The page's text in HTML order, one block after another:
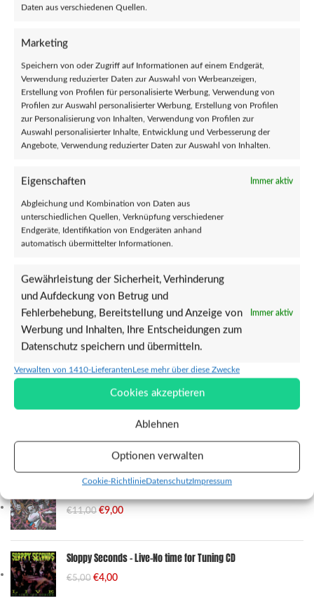
Daten aus verschiedenen Quellen.
Marketing
Speichern von oder Zugriff auf Informationen auf einem Endgerät,
Verwendung reduzierter Daten zur Auswahl von Werbeanzeigen,
Erstellung von Profilen für personalisierte Werbung, Verwendung von
Profilen zur Auswahl personalisierter Werbung, Erstellung von Profilen
zur Personalisierung von Inhalten, Verwendung von Profilen zur
Auswahl personalisierter Inhalte, Entwicklung und Verbesserung der
Angebote, Verwendung reduzierter Daten zur Auswahl von Inhalten.
Eigenschaften Immer aktiv
Abgleichung und Kombination von Daten aus
unterschiedlichen Quellen, Verknüpfung verschiedener
Endgeräte, Identifikation von Endgeräten anhand
automatisch übermittelter Informationen.
Gewährleistung der Sicherheit, Verhinderung
und Aufdeckung von Betrug und
Fehlerbehebung, Bereitstellung und Anzeige von
Werbung und Inhalten, Ihre Entscheidungen zum
Datenschutz speichern und übermitteln.
Immer aktiv
Verwalten von 1410-LieferantenLese mehr über diese Zwecke
Cookies akzeptieren
Ablehnen
Optionen verwalten
Cookie-RichtlinieDatenschutzImpressum
JAMIE CLARKE’S PERFECT – Hell hath
no Fury CD
Karl Rascal K. – Rough Tones from
the backroad CD
← 1 2 3 4 5 …
PRODUKTKATEGORIEN
% SALE %(53)
Klamotten(6)
Girlies(1)
T-Shirts(6)
Musik(44)
Vinyl(56)
Sonstiges
TOP PRODUKTE DES VERKÄUFERS
€11,00 €9,00
Sloppy Seconds - Live-No time for Tuning CD
€5,00 €4,00